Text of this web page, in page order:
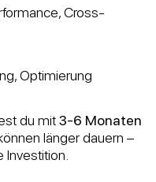
Cross-
Optimierung
du mit3-6 Monaten
länger dauern –